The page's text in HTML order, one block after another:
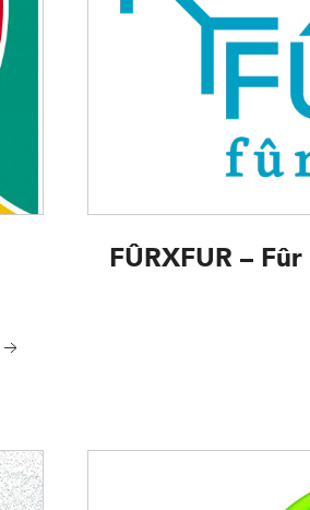
FÛRXFUR –